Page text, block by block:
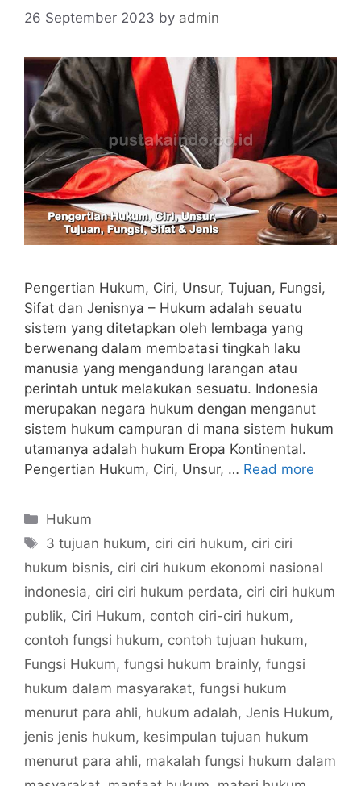
26 September 2023 by admin
Pengertian Hukum, Ciri, Unsur, Tujuan, Fungsi,
Sifat dan Jenisnya – Hukum adalah seuatu
sistem yang ditetapkan oleh lembaga yang
berwenang dalam membatasi tingkah laku
manusia yang mengandung larangan atau
perintah untuk melakukan sesuatu. Indonesia
merupakan negara hukum dengan menganut
sistem hukum campuran di mana sistem hukum
utamanya adalah hukum Eropa Kontinental.
Pengertian Hukum, Ciri, Unsur, … Read more
Categories
Hukum
Tags
3 tujuan hukum, ciri ciri hukum, ciri ciri
hukum bisnis, ciri ciri hukum ekonomi nasional
indonesia, ciri ciri hukum perdata, ciri ciri hukum
publik, Ciri Hukum, contoh ciri-ciri hukum,
contoh fungsi hukum, contoh tujuan hukum,
Fungsi Hukum, fungsi hukum brainly, fungsi
hukum dalam masyarakat, fungsi hukum
menurut para ahli, hukum adalah, Jenis Hukum,
jenis jenis hukum, kesimpulan tujuan hukum
menurut para ahli, makalah fungsi hukum dalam